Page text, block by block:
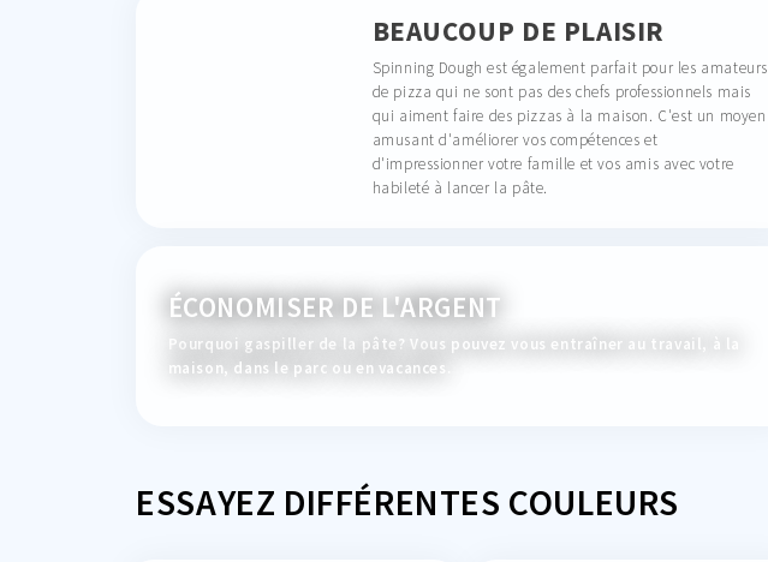
BEAUCOUP DE PLAISIR
Spinning Dough est également parfait pour les amateurs
de pizza qui ne sont pas des chefs professionnels mais
qui aiment faire des pizzas à la maison. C'est un moyen
amusant d'améliorer vos compétences et
d'impressionner votre famille et vos amis avec votre
habileté à lancer la pâte.
ÉCONOMISER DE L'ARGENT
Pourquoi gaspiller de la pâte? Vous pouvez vous entraîner au travail, à la
maison, dans le parc ou en vacances.
ESSAYEZ DIFFÉRENTES COULEURS